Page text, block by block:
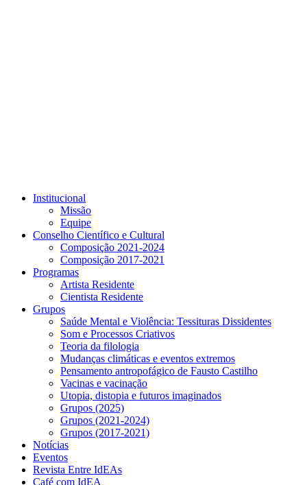
Institucional
Missão
Equipe
Conselho Científico e Cultural
Composição 2021-2024
Composição 2017-2021
Programas
Artista Residente
Cientista Residente
Grupos
Saúde Mental e Violência: Tessituras Dissidentes
Som e Processos Criativos
Teoria da filologia
Mudanças climáticas e eventos extremos
Pensamento antropofágico de Fausto Castilho
Vacinas e vacinação
Utopia, distopia e futuros imaginados
Grupos (2025)
Grupos (2021-2024)
Grupos (2017-2021)
Notícias
Eventos
Revista Entre IdEAs
Café com IdEA